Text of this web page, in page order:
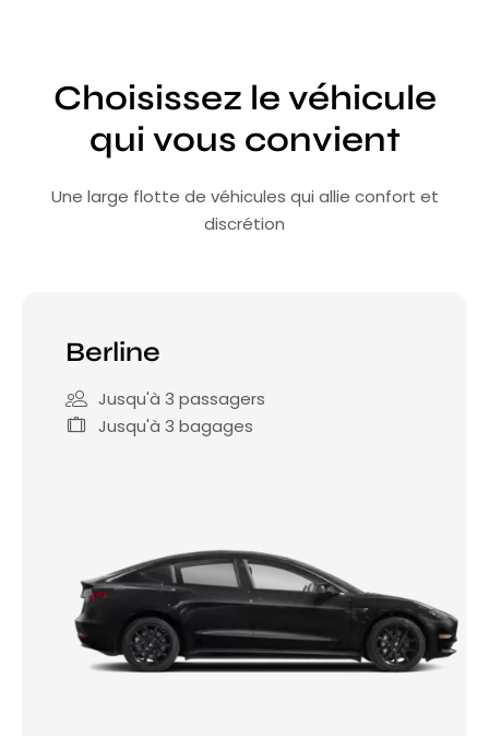
Choisissez le véhicule
qui vous convient
Une large flotte de véhicules qui allie confort et
discrétion
Berline
Jusqu'à 3 passagers
Jusqu'à 3 bagages